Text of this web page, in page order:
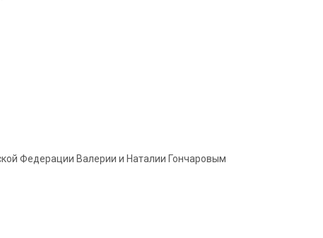
Федерации Валерии и Наталии Гончаровым